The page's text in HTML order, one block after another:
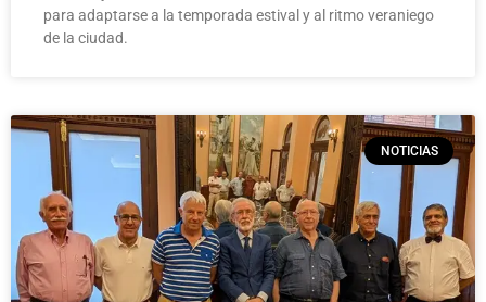
para adaptarse a la temporada estival y al ritmo veraniego
de la ciudad.
NOTICIAS